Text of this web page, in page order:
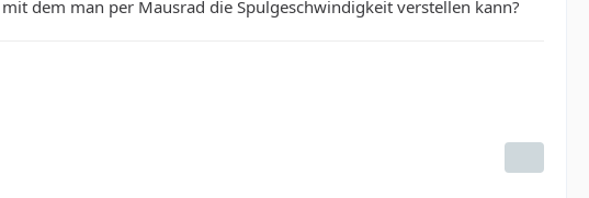
dem man per Mausrad die Spulgeschwindigkeit verstellen kann?